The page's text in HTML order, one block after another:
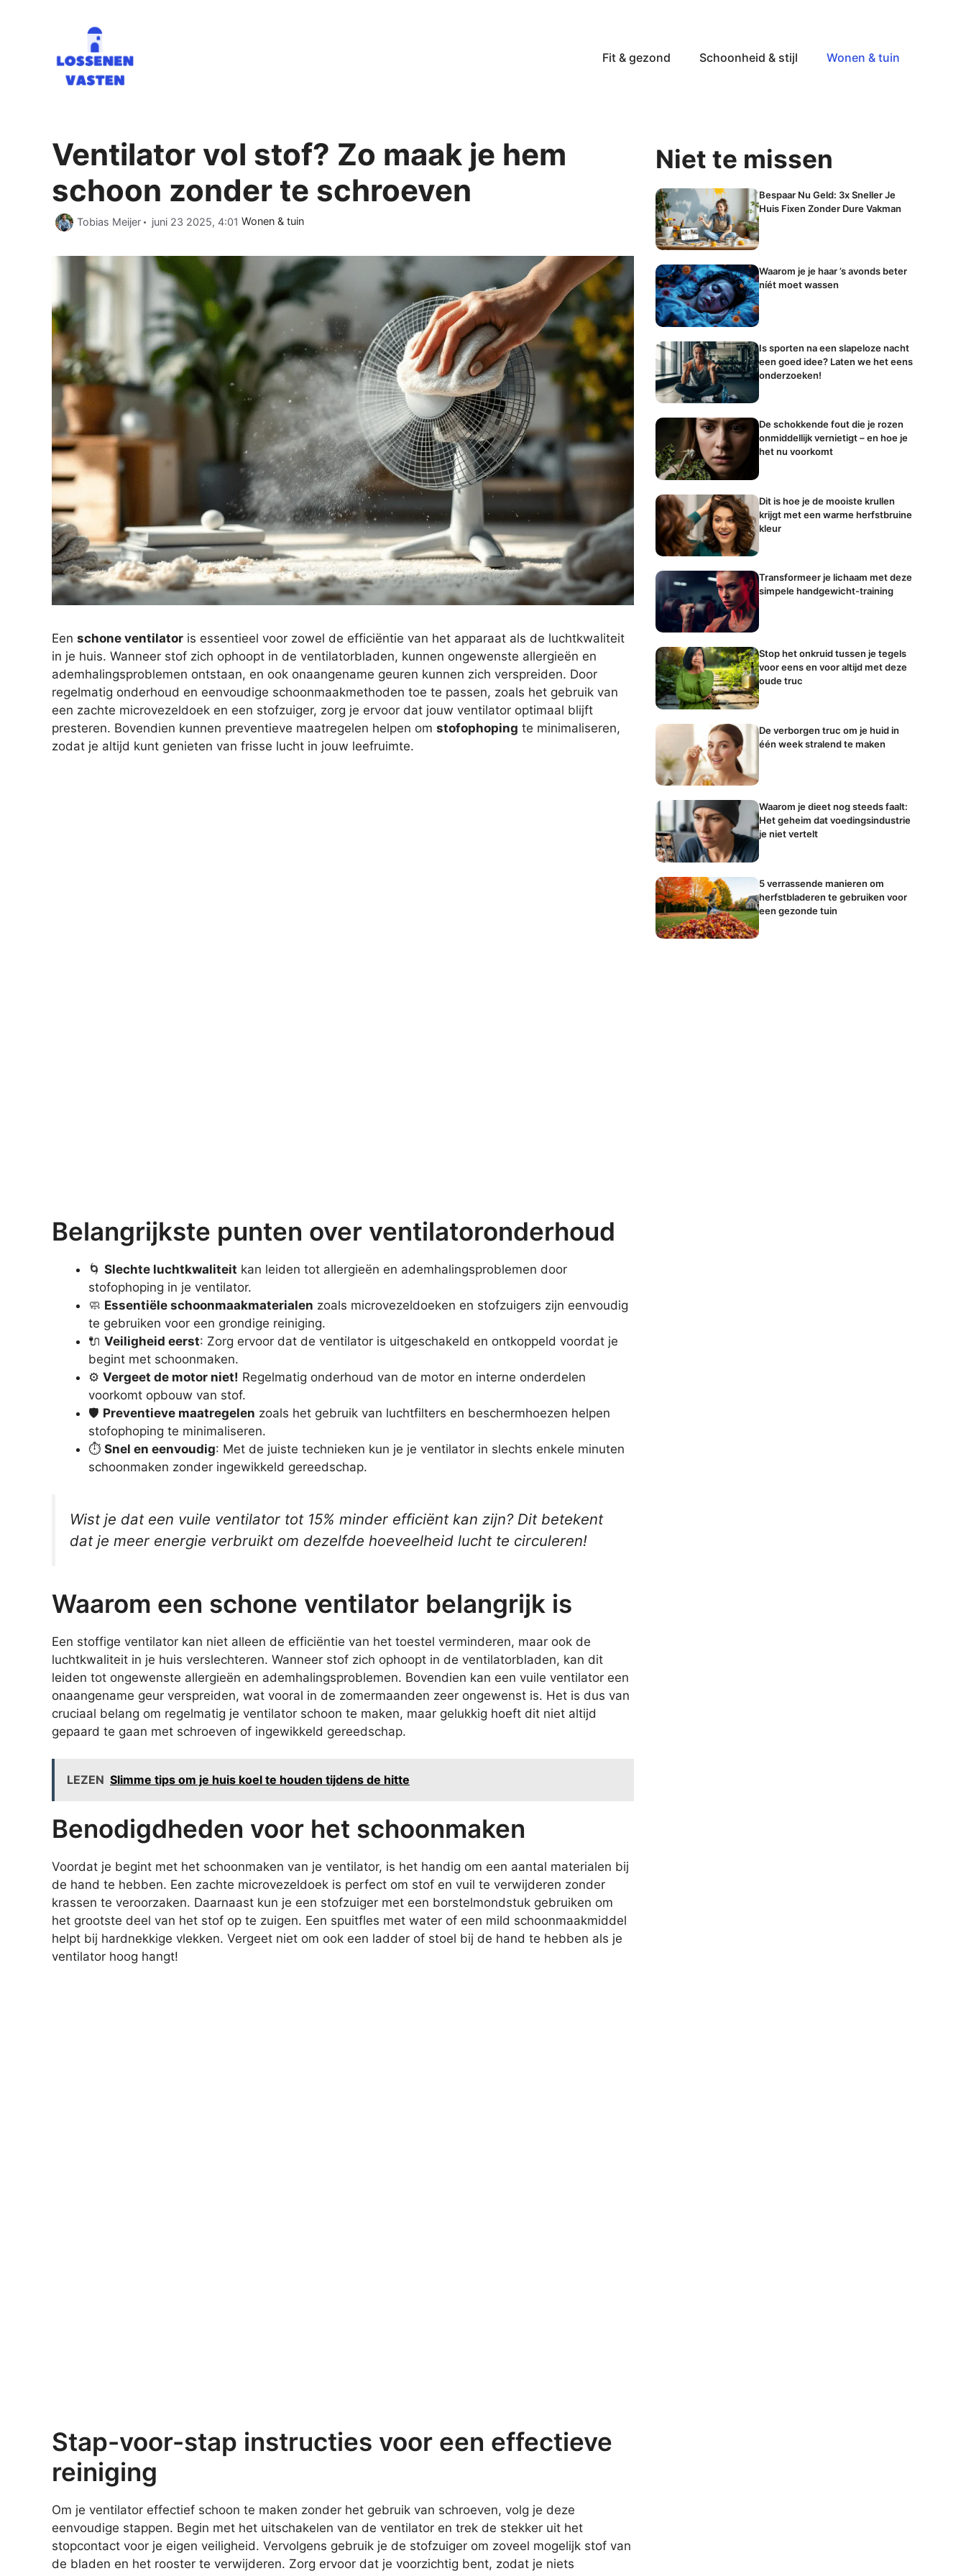
Fit & gezond Schoonheid & stijl Wonen & tuin
Ventilator vol stof? Zo maak je hem
schoon zonder te schroeven
Tobias Meijer juni 23 2025, 4:01 Categorieën
Wonen & tuin
Een schone ventilator is essentieel voor zowel de efficiëntie van het apparaat als de luchtkwaliteit
in je huis. Wanneer stof zich ophoopt in de ventilatorbladen, kunnen ongewenste allergieën en
ademhalingsproblemen ontstaan, en ook onaangename geuren kunnen zich verspreiden. Door
regelmatig onderhoud en eenvoudige schoonmaakmethoden toe te passen, zoals het gebruik van
een zachte microvezeldoek en een stofzuiger, zorg je ervoor dat jouw ventilator optimaal blijft
presteren. Bovendien kunnen preventieve maatregelen helpen om stofophoping te minimaliseren,
zodat je altijd kunt genieten van frisse lucht in jouw leefruimte.
Belangrijkste punten over ventilatoronderhoud
🌀 Slechte luchtkwaliteit kan leiden tot allergieën en ademhalingsproblemen door
stofophoping in je ventilator.
🧼 Essentiële schoonmaakmaterialen zoals microvezeldoeken en stofzuigers zijn eenvoudig
te gebruiken voor een grondige reiniging.
🔌 Veiligheid eerst: Zorg ervoor dat de ventilator is uitgeschakeld en ontkoppeld voordat je
begint met schoonmaken.
⚙️ Vergeet de motor niet! Regelmatig onderhoud van de motor en interne onderdelen
voorkomt opbouw van stof.
🛡️ Preventieve maatregelen zoals het gebruik van luchtfilters en beschermhoezen helpen
stofophoping te minimaliseren.
⏱️ Snel en eenvoudig: Met de juiste technieken kun je je ventilator in slechts enkele minuten
schoonmaken zonder ingewikkeld gereedschap.
Wist je dat een vuile ventilator tot 15% minder efficiënt kan zijn? Dit betekent
dat je meer energie verbruikt om dezelfde hoeveelheid lucht te circuleren!
Waarom een schone ventilator belangrijk is
Een stoffige ventilator kan niet alleen de efficiëntie van het toestel verminderen, maar ook de
luchtkwaliteit in je huis verslechteren. Wanneer stof zich ophoopt in de ventilatorbladen, kan dit
leiden tot ongewenste allergieën en ademhalingsproblemen. Bovendien kan een vuile ventilator een
onaangename geur verspreiden, wat vooral in de zomermaanden zeer ongewenst is. Het is dus van
cruciaal belang om regelmatig je ventilator schoon te maken, maar gelukkig hoeft dit niet altijd
gepaard te gaan met schroeven of ingewikkeld gereedschap.
LEZEN Slimme tips om je huis koel te houden tijdens de hitte
Benodigdheden voor het schoonmaken
Voordat je begint met het schoonmaken van je ventilator, is het handig om een aantal materialen bij
de hand te hebben. Een zachte microvezeldoek is perfect om stof en vuil te verwijderen zonder
krassen te veroorzaken. Daarnaast kun je een stofzuiger met een borstelmondstuk gebruiken om
het grootste deel van het stof op te zuigen. Een spuitfles met water of een mild schoonmaakmiddel
helpt bij hardnekkige vlekken. Vergeet niet om ook een ladder of stoel bij de hand te hebben als je
ventilator hoog hangt!
Stap-voor-stap instructies voor een effectieve
reiniging
Om je ventilator effectief schoon te maken zonder het gebruik van schroeven, volg je deze
eenvoudige stappen. Begin met het uitschakelen van de ventilator en trek de stekker uit het
stopcontact voor je eigen veiligheid. Vervolgens gebruik je de stofzuiger om zoveel mogelijk stof van
de bladen en het rooster te verwijderen. Zorg ervoor dat je voorzichtig bent, zodat je niets
Niet te missen
Bespaar Nu Geld: 3x Sneller Je
Huis Fixen Zonder Dure Vakman
Waarom je je haar ’s avonds beter
níét moet wassen
Is sporten na een slapeloze nacht
een goed idee? Laten we het eens
onderzoeken!
De schokkende fout die je rozen
onmiddellijk vernietigt – en hoe je
het nu voorkomt
Dit is hoe je de mooiste krullen
krijgt met een warme herfstbruine
kleur
Transformeer je lichaam met deze
simpele handgewicht-training
Stop het onkruid tussen je tegels
voor eens en voor altijd met deze
oude truc
De verborgen truc om je huid in
één week stralend te maken
Waarom je dieet nog steeds faalt:
Het geheim dat voedingsindustrie
je niet vertelt
5 verrassende manieren om
herfstbladeren te gebruiken voor
een gezonde tuin